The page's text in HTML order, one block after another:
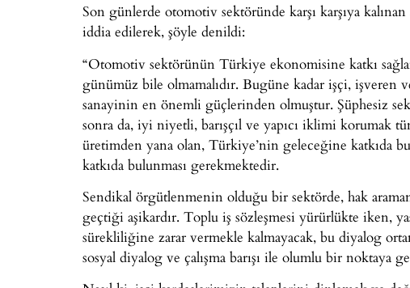
Son günlerde otomotiv sektöründe karşı karşıya
iddia edilerek, şöyle denildi:
“Otomotiv sektörünün Türkiye ekonomisine katkı
günümüz bile olmamalıdır. Bugüne kadar işçi,
sanayinin en önemli güçlerinden olmuştur. Şüphesiz
sonra da, iyi niyetli, barışçıl ve yapıcı iklimi korumak
üretimden yana olan, Türkiye’nin geleceğine katkıda
katkıda bulunması gerekmektedir.
Sendikal örgütlenmenin olduğu bir sektörde, hak
geçtiği aşikardır. Toplu iş sözleşmesi yürürlükte iken,
sürekliliğine zarar vermekle kalmayacak, bu diyalog
sosyal diyalog ve çalışma barışı ile olumlu bir noktaya